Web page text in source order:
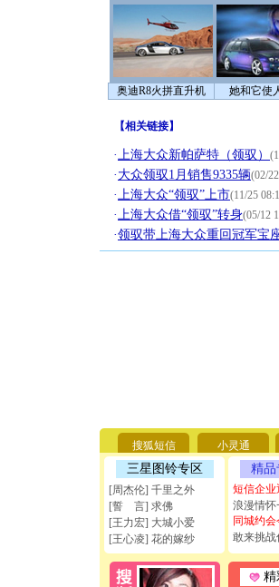
奥迪R8火拼直升机 她和它使
【相关链接】
·上海大众新帕萨特（领驭）
· 大众领驭1月销售9335辆(02/
·上海大众“领驭”上市(11/25
·上海大众借“领驭”转身(05/12
·领驭带上海大众重回冠军宝
搜狐短信 小灵通
三星图铃专区
[周杰伦] 千里之外
[誓 言] 求佛
[王力宏] 大城小爱
[王心凌] 花的嫁纱
精品
短信企业
浪漫情怀
同城约
敢来挑战
精